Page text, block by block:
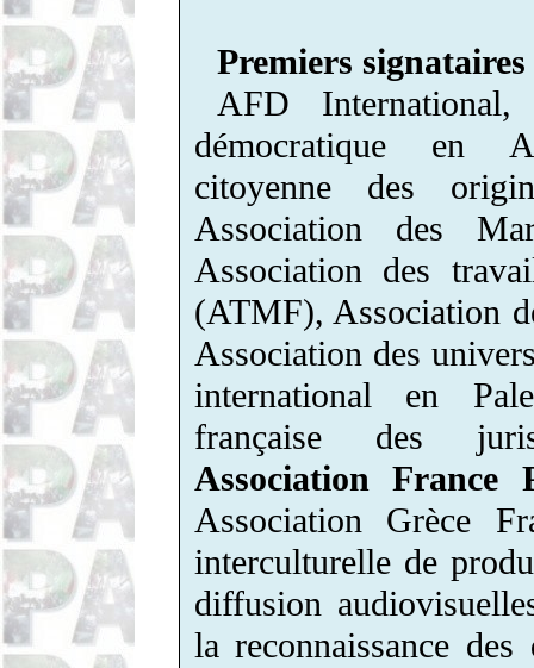
Premiers
AFD
démocratique en
citoyenne des
Association des
Association des
(ATMF), Association
Association des
international en
française des
Association France
Association Grèce
interculturelle de
diffusion
la reconnaissance